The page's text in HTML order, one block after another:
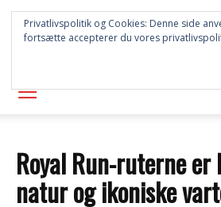
SYD
AVISEN
Royal Run-ruterne
natur og ikoniske
Privatlivspolitik og Cookies: Denne side
fortsætte accepterer du vores